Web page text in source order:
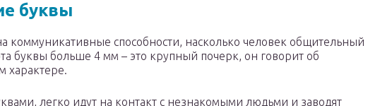
буквы
коммуникативные способности, насколько человек общительный
буквы больше 4 мм – это крупный почерк, он говорит об
характере.
легко идут на контакт с незнакомыми людьми и заводят